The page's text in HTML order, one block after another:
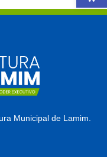
Municipal de Lamim.